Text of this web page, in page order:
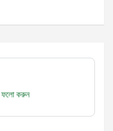
ফলো করুন